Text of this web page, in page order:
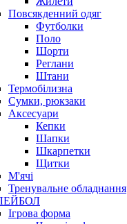
Повсякденний одяг
Футболки
Поло
Шорти
Реглани
Штани
Термобілизна
Сумки, рюкзаки
Аксесуари
Кепки
Шапки
Шкарпетки
Щитки
М'ячі
Тренувальне обладнання
Ігрова форма